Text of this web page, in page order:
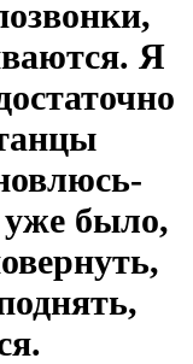
Я
уже было,